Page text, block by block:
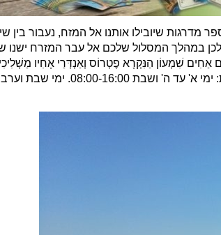
שיובילו אותנו אל המזח, נעבור בין
לכן במהלך המסלול שלכם אל עבר המזרח ישנו
אַחִים שִׁמְעוֹן הַנִּקְרָא פֶטְרוֹס וְאַנְדְּרַי אָחִיו